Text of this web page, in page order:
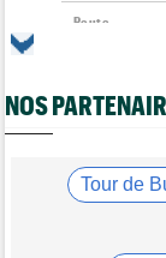
Route
Tour de France
La peloton du
Anton
Tour de
Chaînes et
NOS
Tour de